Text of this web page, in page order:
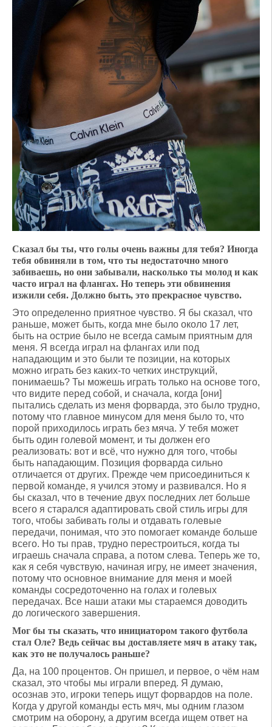
Сказал бы ты, что голы очень важны для тебя? Иногда
тебя обвиняли в том, что ты недостаточно много
забиваешь, но они забывали, насколько ты молод и как
часто играл на флангах. Но теперь эти обвинения
изжили себя. Должно быть, это прекрасное чувство.
Это определенно приятное чувство. Я бы сказал, что
раньше, может быть, когда мне было около 17 лет,
быть на острие было не всегда самым приятным для
меня. Я всегда играл на флангах или под
нападающим и это были те позиции, на которых
можно играть без каких-то четких инструкций,
понимаешь? Ты можешь играть только на основе того,
что видите перед собой, и сначала, когда [они]
пытались сделать из меня форварда, это было трудно,
потому что главное минусом для меня было то, что
порой приходилось играть без мяча. У тебя может
быть один голевой момент, и ты должен его
реализовать: вот и всё, что нужно для того, чтобы
быть нападающим. Позиция форварда сильно
отличается от других. Прежде чем присоединиться к
первой команде, я учился этому и развивался. Но я
бы сказал, что в течение двух последних лет больше
всего я старался адаптировать свой стиль игры для
того, чтобы забивать голы и отдавать голевые
передачи, понимая, что это помогает команде больше
всего. Но ты прав, трудно перестроиться, когда ты
играешь сначала справа, а потом слева. Теперь же то,
как я себя чувствую, начиная игру, не имеет значения,
потому что основное внимание для меня и моей
команды сосредоточенно на голах и голевых
передачах. Все наши атаки мы стараемся доводить
до логического завершения.
Мог бы ты сказать, что инициатором такого футбола
стал Оле? Ведь сейчас вы доставляете мяч в атаку так,
как это не получалось раньше?
Да, на 100 процентов. Он пришел, и первое, о чём нам
сказал, это чтобы мы играли вперед. Я думаю,
осознав это, игроки теперь ищут форвардов на поле.
Когда у другой команды есть мяч, мы одним глазом
смотрим на оборону, а другим всегда ищем ответ на